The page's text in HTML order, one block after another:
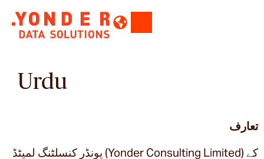
Urdu
تعارف
یونڈر کنسلٹنگ لمیٹڈ (Yonder Consulting Limited) کے